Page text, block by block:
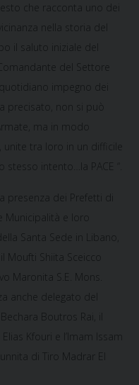
che racconta uno dei
nella storia del
il saluto iniziale del
del Settore
impegno dei
precisato, non si può
ma in modo
tra loro in un difficile
intento…la PACE “.
presenza dei Prefetti di
Municipalità e loro
Santa Sede in Libano,
Moufti Shiita Sceicco
Maronita S.E. Mons.
anche delegato del
Boutros Rai, il
Kfouri e l’Imam Issam
di Tiro Madrar El